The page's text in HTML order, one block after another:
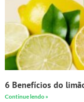
6 Benefícios do
Continue lendo »